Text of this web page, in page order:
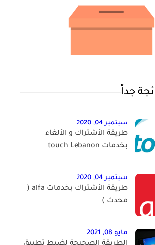
جداً
سبتمبر 04, 2020
طريقة الأشتراك و الألغاء
بخدمات touch Lebanon
سبتمبر 04, 2020
طريقة الأشتراك بخدمات alfa (
محدث )
مايو 08, 2021